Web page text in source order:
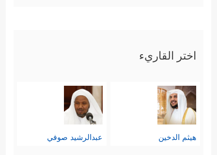
اختر القاريء
هيثم الدخين عبدالرشيد صوفي